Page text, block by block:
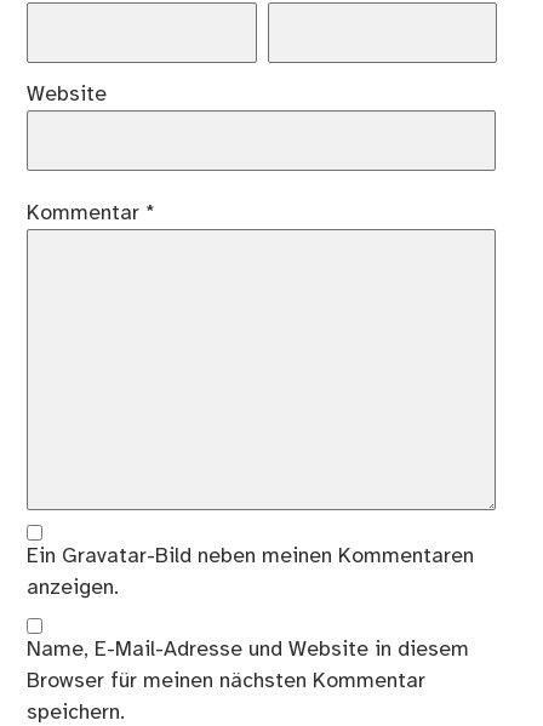
Website
Kommentar *
Ein Gravatar-Bild neben meinen Kommentaren
anzeigen.
Name, E-Mail-Adresse und Website in diesem
Browser für meinen nächsten Kommentar
speichern.